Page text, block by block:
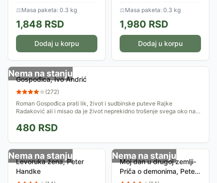
u Carigradu dospeo do
najvišeg položaja.
⚖Masa paketa: 0.3 kg
1,848 RSD
Dodaj u korpu
provincijskoj svesti i
Bonapartinom konzulu - Žanu
Davilu ...
⚖Masa paketa: 0.3 kg
1,980 RSD
Dodaj u korpu
Nema na stanju
Gospođica, Ivo Andrić
(272)
Roman Gospođica prati lik, život i sudbinske puteve Rajke
Radaković ali i misao da je život neprekidno trošenje svega oko nas
480 RSD
Nema na stanju
Levoruka žena, Peter
Handke
Nema na stanju
Moj dan u drugoj zemlji-
Priča o demonima, Peter
Handke